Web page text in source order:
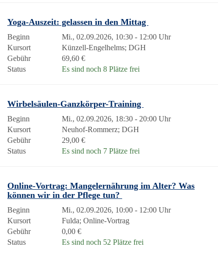
Yoga-Auszeit: gelassen in den Mittag
Beginn
Mi., 02.09.2026, 10:30 - 12:00 Uhr
Kursort
Künzell-Engelhelms; DGH
Gebühr
69,60 €
Status
Es sind noch 8 Plätze frei
Wirbelsäulen-Ganzkörper-Training
Beginn
Mi., 02.09.2026, 18:30 - 20:00 Uhr
Kursort
Neuhof-Rommerz; DGH
Gebühr
29,00 €
Status
Es sind noch 7 Plätze frei
Online-Vortrag: Mangelernährung im Alter? Was
können wir in der Pflege tun?
Beginn
Mi., 02.09.2026, 10:00 - 12:00 Uhr
Kursort
Fulda; Online-Vortrag
Gebühr
0,00 €
Status
Es sind noch 52 Plätze frei